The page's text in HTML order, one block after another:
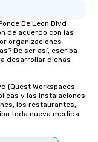
De Leon Blvd
de acuerdo con las
organizaciones
De ser así, escriba
desarrollar dichas
(Quest Workspaces
y las instalaciones
los restaurantes,
toda nueva medida